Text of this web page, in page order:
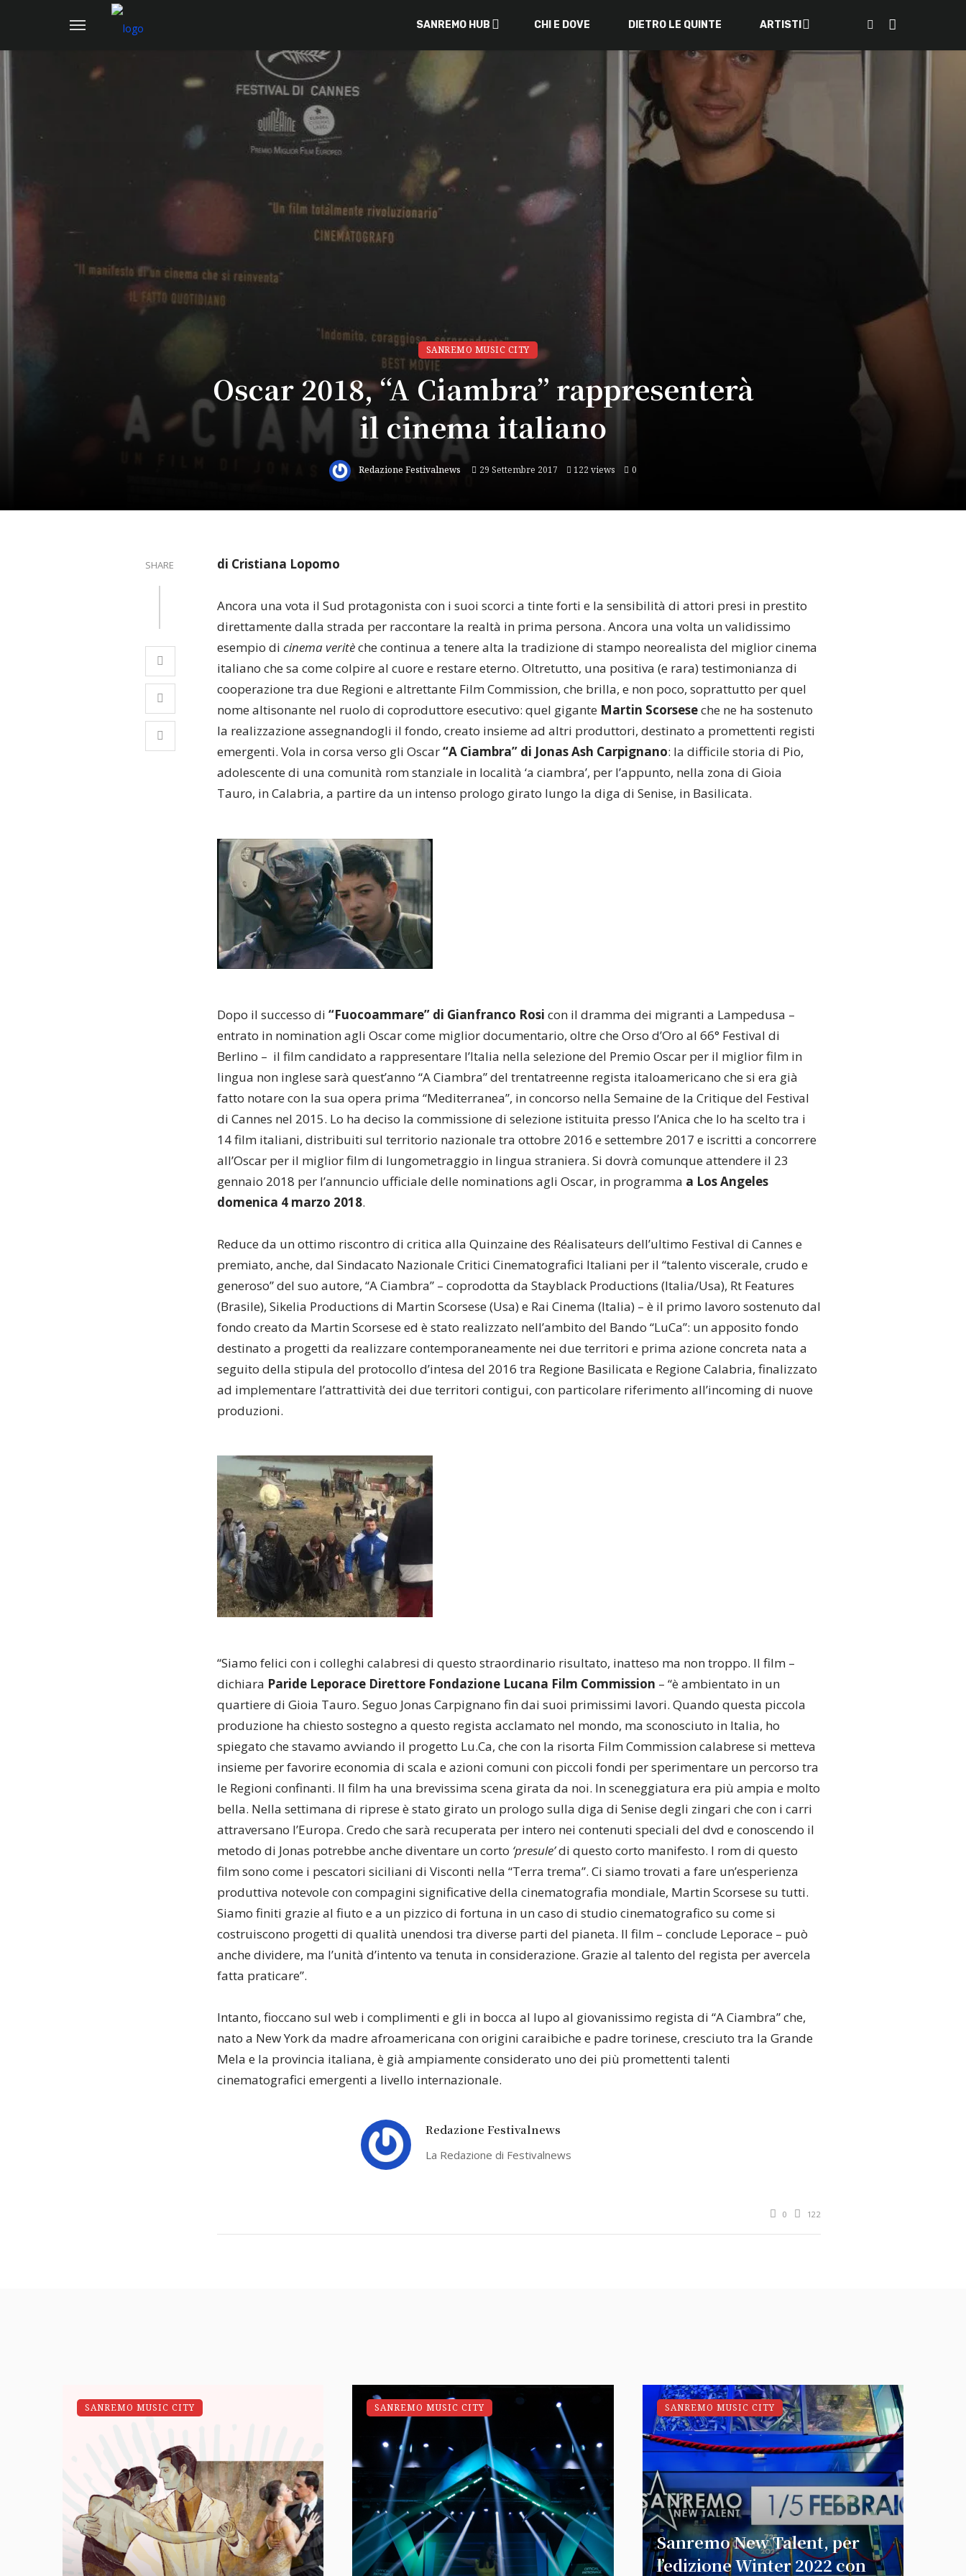
SANREMO HUB CHI E DOVE DIETRO LE QUINTE ARTISTI
SANREMO MUSIC CITY
Oscar 2018, “A Ciambra” rappresenterà
il cinema italiano
Redazione Festivalnews 29 Settembre 2017 122 views 0
SHARE di Cristiana Lopomo
Ancora una vota il Sud protagonista con i suoi scorci a tinte forti e la sensibilità di attori presi in prestito
direttamente dalla strada per raccontare la realtà in prima persona. Ancora una volta un validissimo
esempio di cinema veritèche continua a tenere alta la tradizione di stampo neorealista del miglior cinema
italiano che sa come colpire al cuore e restare eterno. Oltretutto, una positiva (e rara) testimonianza di
cooperazione tra due Regioni e altrettante Film Commission, che brilla, e non poco, soprattutto per quel
nome altisonante nel ruolo di coproduttore esecutivo: quel gigante Martin Scorseseche ne ha sostenuto
la realizzazione assegnandogli il fondo, creato insieme ad altri produttori, destinato a promettenti registi
emergenti. Vola in corsa verso gli Oscar“A Ciambra” di Jonas Ash Carpignano: la difficile storia di Pio,
adolescente di una comunità rom stanziale in località ‘a ciambra’, per l’appunto, nella zona di Gioia
Tauro, in Calabria, a partire da un intenso prologo girato lungo la diga di Senise, in Basilicata.
Dopo il successo di “Fuocoammare” di Gianfranco Rosi con il dramma dei migranti a Lampedusa –
entrato in nomination agli Oscar come miglior documentario, oltre che Orso d’Oro al 66° Festival di
Berlino – il film candidato a rappresentare l’Italia nella selezione del Premio Oscar per il miglior film in
lingua non inglese sarà quest’anno “A Ciambra” del trentatreenne regista italoamericano che si era già
fatto notare con la sua opera prima “Mediterranea”, in concorso nella Semaine de la Critique del Festival
di Cannes nel 2015. Lo ha deciso la commissione di selezione istituita presso l’Anica che lo ha scelto tra i
14 film italiani, distribuiti sul territorio nazionale tra ottobre 2016 e settembre 2017 e iscritti a concorrere
all’Oscar per il miglior film di lungometraggio in lingua straniera. Si dovrà comunque attendere il 23
gennaio 2018 per l’annuncio ufficiale delle nominations agli Oscar, in programma a Los Angeles
domenica 4 marzo 2018.
Reduce da un ottimo riscontro di critica alla Quinzaine des Réalisateurs dell’ultimo Festival di Cannes e
premiato, anche, dal Sindacato Nazionale Critici Cinematografici Italiani per il “talento viscerale, crudo e
generoso” del suo autore, “A Ciambra” – coprodotta da Stayblack Productions (Italia/Usa), Rt Features
(Brasile), Sikelia Productions di Martin Scorsese (Usa) e Rai Cinema (Italia) – è il primo lavoro sostenuto dal
fondo creato da Martin Scorsese ed è stato realizzato nell’ambito del Bando “LuCa”: un apposito fondo
destinato a progetti da realizzare contemporaneamente nei due territori e prima azione concreta nata a
seguito della stipula del protocollo d’intesa del 2016 tra Regione Basilicata e Regione Calabria, finalizzato
ad implementare l’attrattività dei due territori contigui, con particolare riferimento all’incoming di nuove
produzioni.
“Siamo felici con i colleghi calabresi di questo straordinario risultato, inatteso ma non troppo. Il film –
dichiara Paride Leporace Direttore Fondazione Lucana Film Commission – “è ambientato in un
quartiere di Gioia Tauro. Seguo Jonas Carpignano fin dai suoi primissimi lavori. Quando questa piccola
produzione ha chiesto sostegno a questo regista acclamato nel mondo, ma sconosciuto in Italia, ho
spiegato che stavamo avviando il progetto Lu.Ca, che con la risorta Film Commission calabrese si metteva
insieme per favorire economia di scala e azioni comuni con piccoli fondi per sperimentare un percorso tra
le Regioni confinanti. Il film ha una brevissima scena girata da noi. In sceneggiatura era più ampia e molto
bella. Nella settimana di riprese è stato girato un prologo sulla diga di Senise degli zingari che con i carri
attraversano l’Europa. Credo che sarà recuperata per intero nei contenuti speciali del dvd e conoscendo il
metodo di Jonas potrebbe anche diventare un corto ‘presule’di questo corto manifesto. I rom di questo
film sono come i pescatori siciliani di Visconti nella “Terra trema”. Ci siamo trovati a fare un’esperienza
produttiva notevole con compagini significative della cinematografia mondiale, Martin Scorsese su tutti.
Siamo finiti grazie al fiuto e a un pizzico di fortuna in un caso di studio cinematografico su come si
costruiscono progetti di qualità unendosi tra diverse parti del pianeta. Il film – conclude Leporace – può
anche dividere, ma l’unità d’intento va tenuta in considerazione. Grazie al talento del regista per avercela
fatta praticare”.
Intanto, fioccano sul web i complimenti e gli in bocca al lupo al giovanissimo regista di “A Ciambra” che,
nato a New York da madre afroamericana con origini caraibiche e padre torinese, cresciuto tra la Grande
Mela e la provincia italiana, è già ampiamente considerato uno dei più promettenti talenti
cinematografici emergenti a livello internazionale.
Redazione Festivalnews
La Redazione di Festivalnews
0 122
SANREMO MUSIC CITY SANREMO MUSIC CITY
Sanremo New Talent, per
l’edizione Winter 2022 con
SANREMO MUSIC CITY